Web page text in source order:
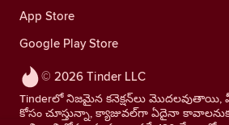
© 2026 Tinder LLC
Tinderలో నిజమైన కనెక్షన్‌లు మొదలవుతాయి,
కోసం చూస్తున్నా, క్యాజువల్‌గా ఏదైనా
App Store
Google Play Store